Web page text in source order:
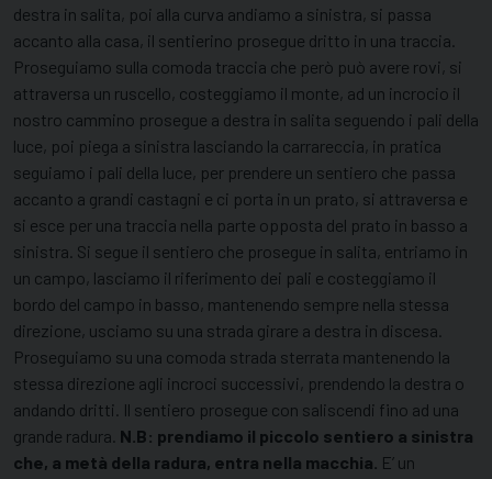
destra in salita, poi alla curva andiamo a sinistra, si passa
accanto alla casa, il sentierino prosegue dritto in una traccia.
Proseguiamo sulla comoda traccia che però può avere rovi, si
attraversa un ruscello, costeggiamo il monte, ad un incrocio il
nostro cammino prosegue a destra in salita seguendo i pali della
luce, poi piega a sinistra lasciando la carrareccia, in pratica
seguiamo i pali della luce, per prendere un sentiero che passa
accanto a grandi castagni e ci porta in un prato, si attraversa e
si esce per una traccia nella parte opposta del prato in basso a
sinistra. Si segue il sentiero che prosegue in salita, entriamo in
un campo, lasciamo il riferimento dei pali e costeggiamo il
bordo del campo in basso, mantenendo sempre nella stessa
direzione, usciamo su una strada girare a destra in discesa.
Proseguiamo su una comoda strada sterrata mantenendo la
stessa direzione agli incroci successivi, prendendo la destra o
andando dritti. Il sentiero prosegue con saliscendi fino ad una
grande radura. N.B: prendiamo il piccolo sentiero a sinistra
che, a metà della radura, entra nella macchia. E’ un